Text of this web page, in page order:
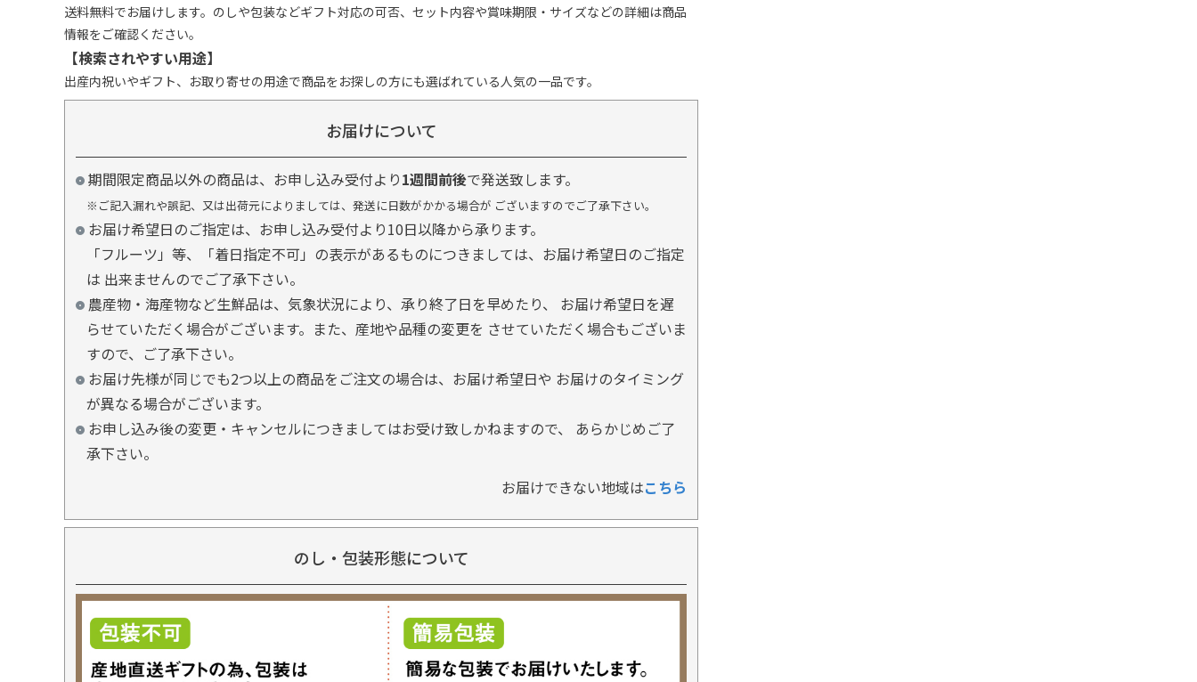
送料無料でお届けします。のしや包装などギフト対応の可否、セット内容や賞味期限・サイズなどの詳細は商品
情報をご確認ください。
【検索されやすい用途】
出産内祝いやギフト、お取り寄せの用途で商品をお探しの方にも選ばれている人気の一品です。
お届けについて
期間限定商品以外の商品は、お申し込み受付より1週間前後で発送致します。
※ご記入漏れや誤記、又は出荷元によりましては、発送に日数がかかる場合が ございますのでご了承下さい。
お届け希望日のご指定は、お申し込み受付より10日以降から承ります。
「フルーツ」等、「着日指定不可」の表示があるものにつきましては、お届け希望日のご指定
は 出来ませんのでご了承下さい。
農産物・海産物など生鮮品は、気象状況により、承り終了日を早めたり、 お届け希望日を遅
らせていただく場合がございます。また、産地や品種の変更を させていただく場合もございま
すので、ご了承下さい。
お届け先様が同じでも2つ以上の商品をご注文の場合は、お届け希望日や お届けのタイミング
が異なる場合がございます。
お申し込み後の変更・キャンセルにつきましてはお受け致しかねますので、 あらかじめご了
承下さい。
お届けできない地域はこちら
のし・包装形態について